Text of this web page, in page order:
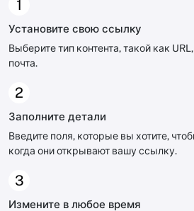
1
Установите свою ссылку
Выберите тип контента, такой как
почта.
2
Заполните детали
Введите поля, которые вы хотите,
когда они открывают вашу ссылку.
3
Измените в любое время